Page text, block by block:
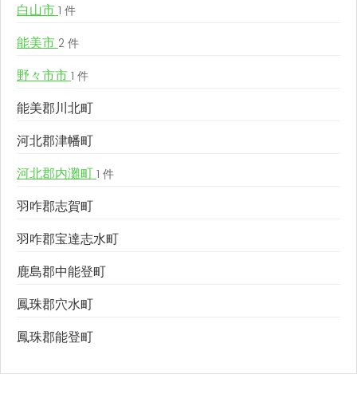
白山市 1 件
能美市 2 件
野々市市 1 件
能美郡川北町
河北郡津幡町
河北郡内灘町 1 件
羽咋郡志賀町
羽咋郡宝達志水町
鹿島郡中能登町
鳳珠郡穴水町
鳳珠郡能登町